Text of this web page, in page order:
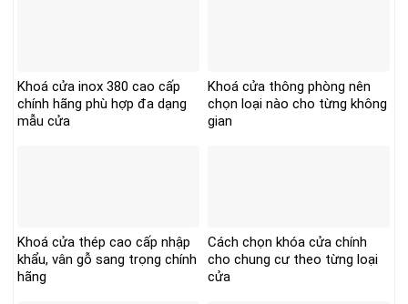
Khoá cửa inox 380 cao cấp
chính hãng phù hợp đa dạng
mẫu cửa
Khoá cửa thông phòng nên
chọn loại nào cho từng không
gian
Khoá cửa thép cao cấp nhập
khẩu, vân gỗ sang trọng chính
hãng
Cách chọn khóa cửa chính
cho chung cư theo từng loại
cửa